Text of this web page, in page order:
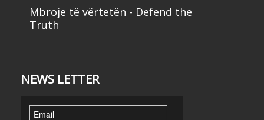
Mbroje të vërtetën - Defend the
Truth
NEWS LETTER